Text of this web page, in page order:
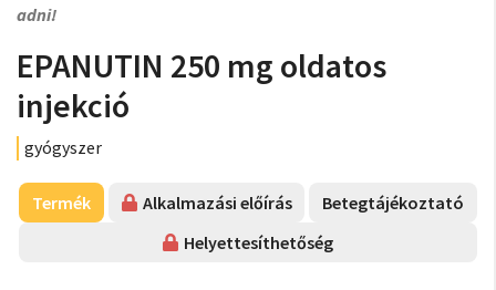
adni!
EPANUTIN 250 mg oldatos
injekció
gyógyszer
Termék Alkalmazási előírás
Betegtájékoztató
Helyettesíthetőség